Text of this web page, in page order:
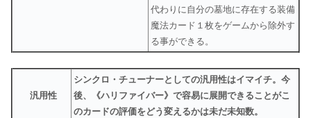
代わりに自分の墓地に存在する装備
魔法カード１枚をゲームから除外す
る事ができる。
汎用性
シンクロ・チューナーとしての汎用性はイマイチ。今
後、《ハリファイバー》で容易に展開できることがこ
のカードの評価をどう変えるかは未だ未知数。